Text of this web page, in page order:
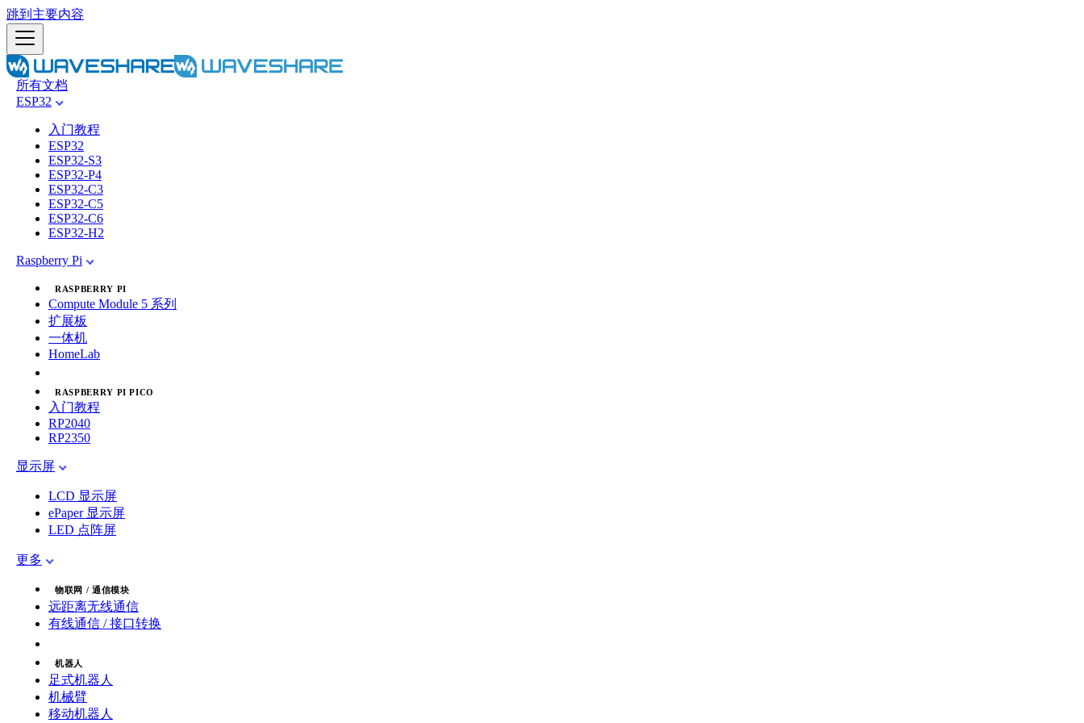
跳到主要内容
所有文档
ESP32
入门教程
ESP32
ESP32-S3
ESP32-P4
ESP32-C3
ESP32-C5
ESP32-C6
ESP32-H2
Raspberry Pi
RASPBERRY PI
Compute Module 5 系列
扩展板
一体机
HomeLab
RASPBERRY PI PICO
入门教程
RP2040
RP2350
显示屏
LCD 显示屏
ePaper 显示屏
LED 点阵屏
更多
物联网 / 通信模块
远距离无线通信
有线通信 / 接口转换
机器人
足式机器人
机械臂
移动机器人